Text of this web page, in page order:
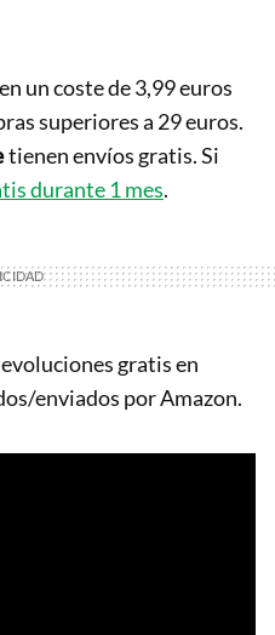
un coste de 3,99 euros
superiores a 29 euros.
tienen envíos gratis. Si
durante 1 mes.
gratis en
enviados por Amazon.